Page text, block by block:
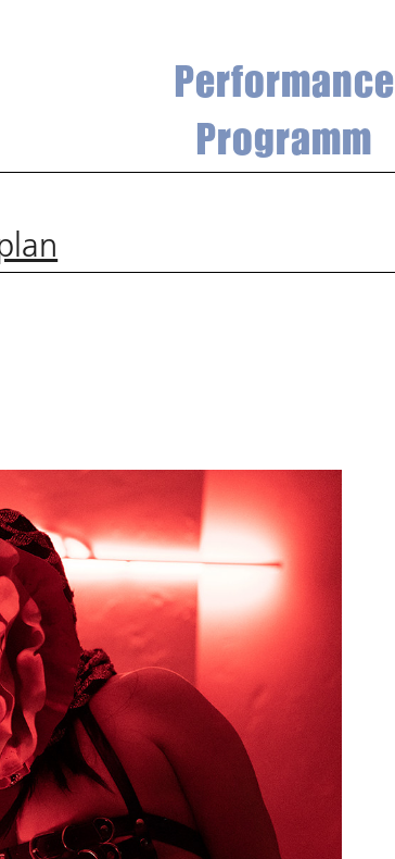
Performance
Programm